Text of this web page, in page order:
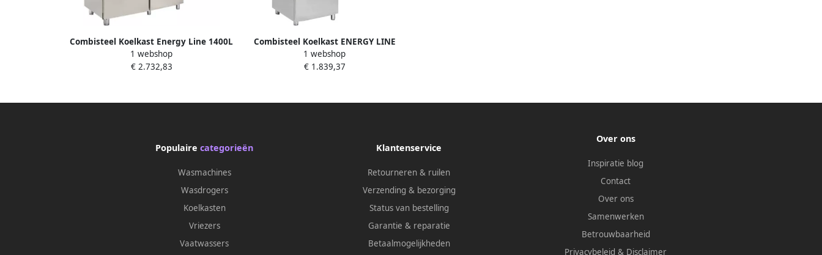
Combisteel Koelkast Energy Line 1400L
(2 1 GN) RVS Geforceerde Koeling
1400x810x2050mm Horeca Koelkast
1 webshop
€ 2.732,83
Combisteel Koelkast ENERGY LINE
700L 2 1 GN RVS -2°C +8°C Geforceerd
700x810x2050 mm Horeca Koelkast
1 webshop
€ 1.839,37
Populaire categorieën
Wasmachines
Wasdrogers
Koelkasten
Vriezers
Vaatwassers
Klantenservice
Retourneren & ruilen
Verzending & bezorging
Status van bestelling
Garantie & reparatie
Betaalmogelijkheden
Over ons
Inspiratie blog
Contact
Over ons
Samenwerken
Betrouwbaarheid
Privacybeleid & Disclaimer